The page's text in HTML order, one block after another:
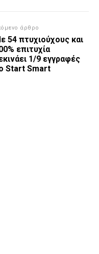
άρθρο
54 πτυχιούχους και
επιτυχία
1/9 εγγραφές
Start Smart